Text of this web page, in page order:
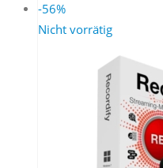
-56%
Nicht vorrätig